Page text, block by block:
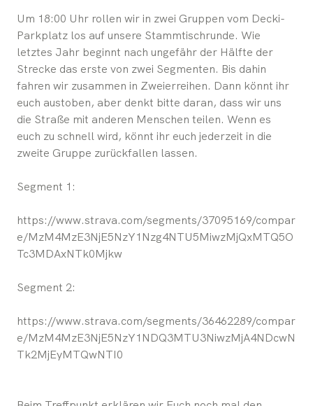
Um 18:00 Uhr rollen wir in zwei Gruppen vom Decki-
Parkplatz los auf unsere Stammtischrunde. Wie
letztes Jahr beginnt nach ungefähr der Hälfte der
Strecke das erste von zwei Segmenten. Bis dahin
fahren wir zusammen in Zweierreihen. Dann könnt ihr
euch austoben, aber denkt bitte daran, dass wir uns
die Straße mit anderen Menschen teilen. Wenn es
euch zu schnell wird, könnt ihr euch jederzeit in die
zweite Gruppe zurückfallen lassen.
Segment 1:
https://www.strava.com/segments/37095169/compar
e/MzM4MzE3NjE5NzY1Nzg4NTU5MiwzMjQxMTQ5O
Tc3MDAxNTk0Mjkw
Segment 2:
https://www.strava.com/segments/36462289/compar
e/MzM4MzE3NjE5NzY1NDQ3MTU3NiwzMjA4NDcwN
Tk2MjEyMTQwNTI0